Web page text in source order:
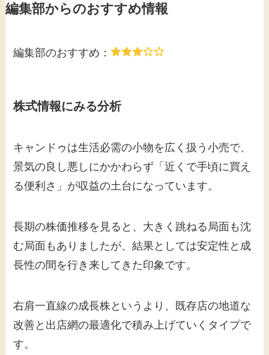
編集部からのおすすめ情報
編集部のおすすめ：
株式情報にみる分析
キャンドゥは生活必需の小物を広く扱う小売で、
景気の良し悪しにかかわらず「近くで手頃に買え
る便利さ」が収益の土台になっています。
長期の株価推移を見ると、大きく跳ねる局面も沈
む局面もありましたが、結果としては安定性と成
長性の間を行き来してきた印象です。
右肩一直線の成長株というより、既存店の地道な
改善と出店網の最適化で積み上げていくタイプで
す。